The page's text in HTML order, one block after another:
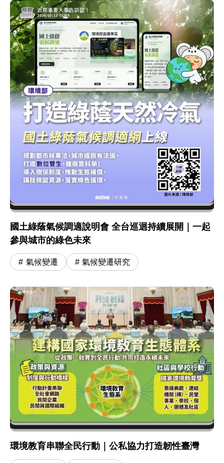
國土綠蔭氣候調適說明會 全台巡迴持續展開｜一起
參與城市的綠色未來
氣候變遷 氣候變遷研究
環境教育串聯全民行動｜公私協力打造韌性臺灣